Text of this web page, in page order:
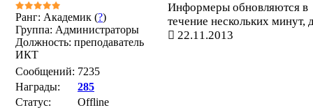
Ранг: Академик (?)
Группа: Администраторы
Должность: преподаватель
ИКТ
Сообщений: 7235
Награды:
285
Статус:
Offline
Информеры обновляются в
течение нескольких минут,
22.11.2013